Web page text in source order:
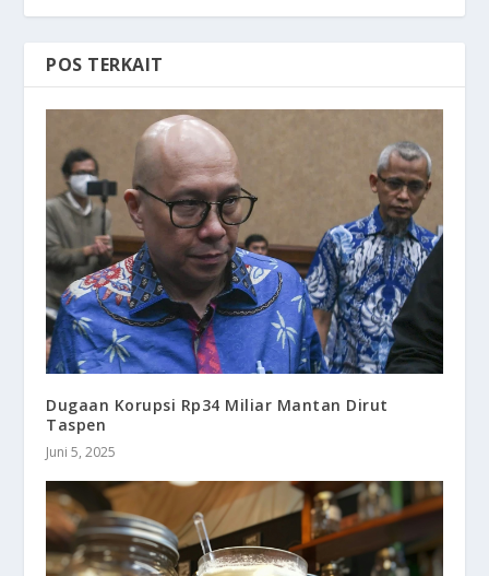
POS TERKAIT
Dugaan Korupsi Rp34 Miliar Mantan Dirut
Taspen
Juni 5, 2025